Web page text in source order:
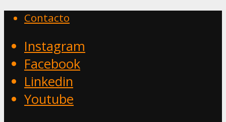
Contacto
Instagram
Facebook
Linkedin
Youtube